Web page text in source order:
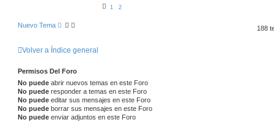
1 2
Nuevo Tema 188
Volver a Índice general
Permisos Del Foro
No puede abrir nuevos temas en este Foro
No puede responder a temas en este Foro
No puede editar sus mensajes en este Foro
No puede borrar sus mensajes en este Foro
No puede enviar adjuntos en este Foro